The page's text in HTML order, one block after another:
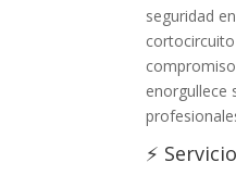
seguridad
enorgullece
⚡